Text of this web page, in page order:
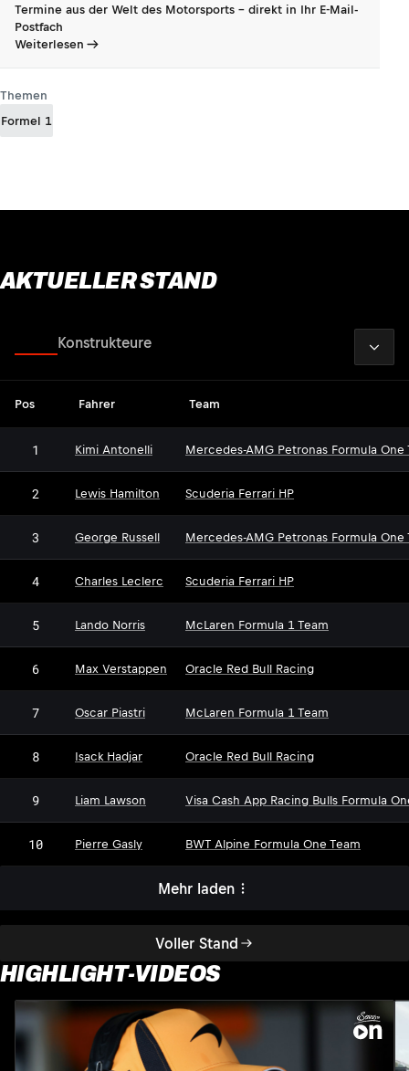
Termine aus der Welt des Motorsports - direkt in Ihr E-Mail-
Postfach
Weiterlesen
Themen
Formel 1
AKTUELLER STAND
Voller Stand
Konstrukteure
Pos Fahrer Team
1 Kimi Antonelli Mercedes-AMG Petronas Formula One
2 Lewis Hamilton Scuderia Ferrari HP
3 George Russell Mercedes-AMG Petronas Formula One
4 Charles Leclerc Scuderia Ferrari HP
5 Lando Norris McLaren Formula 1 Team
6 Max Verstappen Oracle Red Bull Racing
7 Oscar Piastri McLaren Formula 1 Team
8 Isack Hadjar Oracle Red Bull Racing
9 Liam Lawson Visa Cash App Racing Bulls Formula
10 Pierre Gasly BWT Alpine Formula One Team
Mehr laden
HIGHLIGHT-VIDEOS